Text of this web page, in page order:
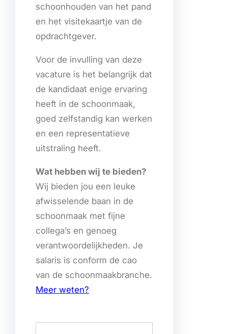
schoonhouden van het pand
en het visitekaartje van de
opdrachtgever.
Voor de invulling van deze
vacature is het belangrijk dat
de kandidaat enige ervaring
heeft in de schoonmaak,
goed zelfstandig kan werken
en een representatieve
uitstraling heeft.
Wat hebben wij te bieden?
Wij bieden jou een leuke
afwisselende baan in de
schoonmaak met fijne
collega’s en genoeg
verantwoordelijkheden. Je
salaris is conform de cao
van de schoonmaakbranche.
Meer weten?